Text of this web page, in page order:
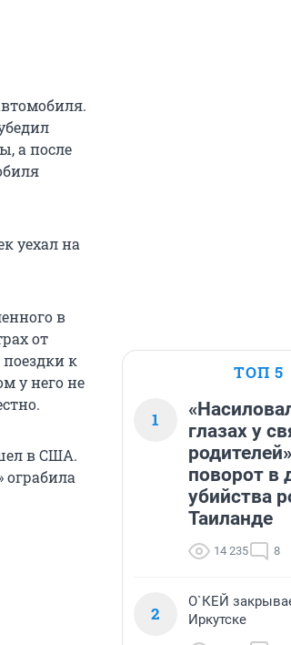
а после
уехал на
в
от
к
у него не
в США.
ТОП 5
1
глазах у
поворот в
убийства
Таиланде
14 235 8
2
О`КЕЙ
Иркутске